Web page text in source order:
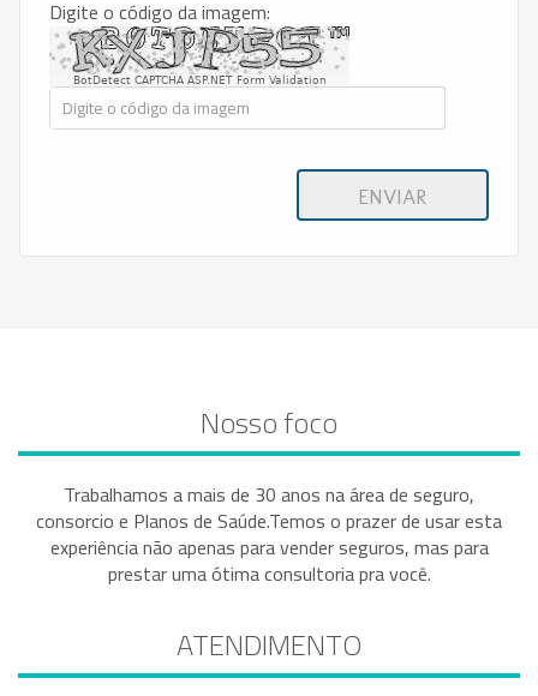
Digite o código da imagem:
BotDetect CAPTCHA ASP.NET Form Validation
ENVIAR
Nosso foco
Trabalhamos a mais de 30 anos na área de seguro,
consorcio e Planos de Saúde.Temos o prazer de usar esta
experiência não apenas para vender seguros, mas para
prestar uma ótima consultoria pra você.
ATENDIMENTO